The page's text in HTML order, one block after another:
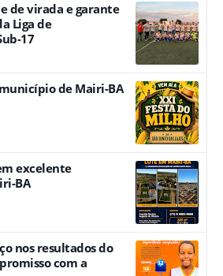
de virada e garante
Liga de
17
de Mairi-BA
excelente
BA
nos resultados do
com a